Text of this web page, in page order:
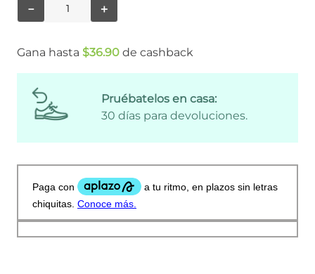
＋
－
Gana hasta $36.90 de cashback
Pruébatelos en casa:
30 días para devoluciones.